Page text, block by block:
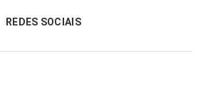
REDES SOCIAIS